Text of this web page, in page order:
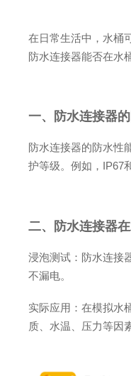
在日常生活中，水桶
防水连接器能否在水
一、防水连接器
防水连接器的防水性
护等级。例如，IP67
二、防水连接器
浸泡测试：防水连接
不漏电。
实际应用：在模拟水
质、水温、压力等因